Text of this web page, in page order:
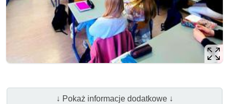
↓ Pokaż informacje dodatkowe ↓